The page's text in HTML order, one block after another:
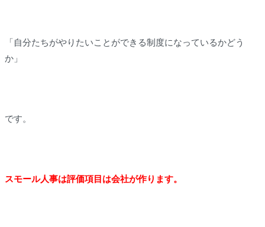
「自分たちがやりたいことができる制度になっているかどう
か」
です。
スモール人事は評価項目は会社が作ります。